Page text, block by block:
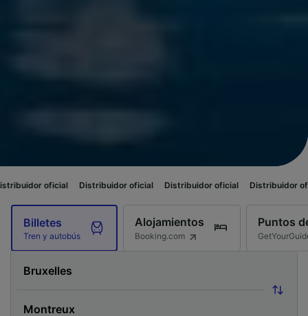
Distribuidor oficial Distribuidor oficial Distribuidor oficial
Billetes
Tren y autobús
Alojamientos
Booking.com
Puntos